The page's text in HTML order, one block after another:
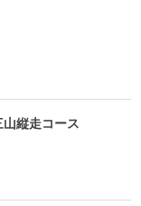
縦走コース